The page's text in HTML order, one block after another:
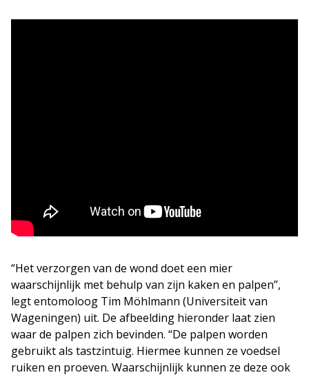
“Het verzorgen van de wond doet een mier
waarschijnlijk met behulp van zijn kaken en palpen”,
legt entomoloog Tim Möhlmann (Universiteit van
Wageningen) uit. De afbeelding hieronder laat zien
waar de palpen zich bevinden. “De palpen worden
gebruikt als tastzintuig. Hiermee kunnen ze voedsel
ruiken en proeven. Waarschijnlijk kunnen ze deze ook